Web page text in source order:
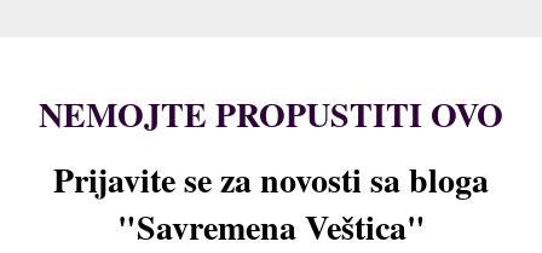
NEMOJTE PROPUSTITI OVO
Prijavite se za novosti sa bloga
"Savremena Veštica"